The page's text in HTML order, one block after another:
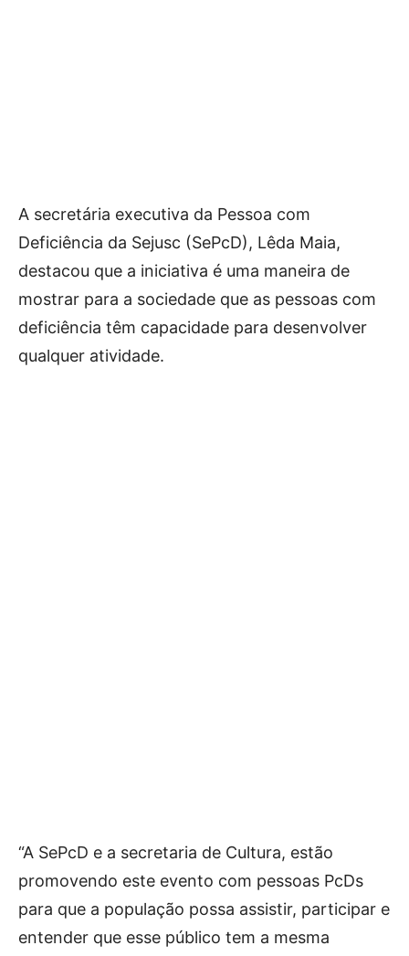
A secretária executiva da Pessoa com
Deficiência da Sejusc (SePcD), Lêda Maia,
destacou que a iniciativa é uma maneira de
mostrar para a sociedade que as pessoas com
deficiência têm capacidade para desenvolver
qualquer atividade.
“A SePcD e a secretaria de Cultura, estão
promovendo este evento com pessoas PcDs
para que a população possa assistir, participar e
entender que esse público tem a mesma